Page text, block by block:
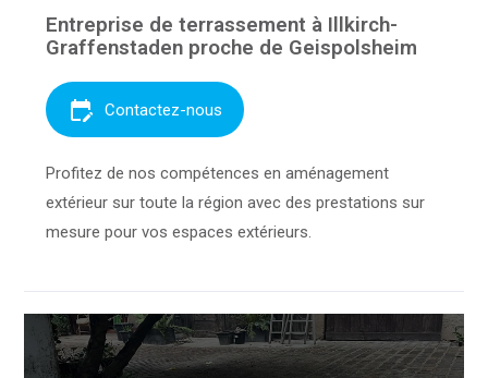
Entreprise de terrassement à Illkirch-
Graffenstaden proche de Geispolsheim
edit_calendar Contactez-nous
Profitez de nos compétences en aménagement
extérieur sur toute la région avec des prestations sur
mesure pour vos espaces extérieurs.